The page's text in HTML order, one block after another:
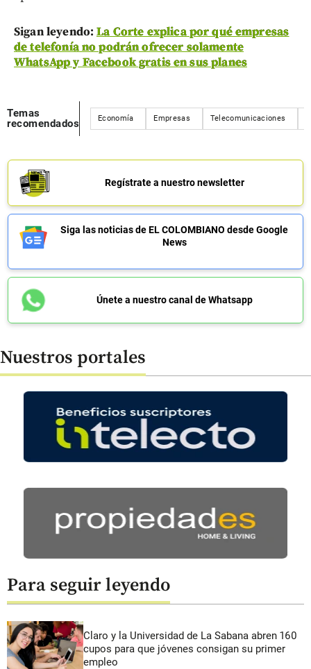
Sigan leyendo:La Corte explica por qué empresas
de telefonía no podrán ofrecer solamente
WhatsApp y Facebook gratis en sus planes
Temas
recomendados
Economía Empresas Telecomunicaciones
Regístrate a nuestro newsletter
Siga las noticias de EL COLOMBIANO desde Google
News
Únete a nuestro canal de Whatsapp
Nuestros portales
Para seguir leyendo
Claro y la Universidad de La Sabana abren 160
cupos para que jóvenes consigan su primer
empleo